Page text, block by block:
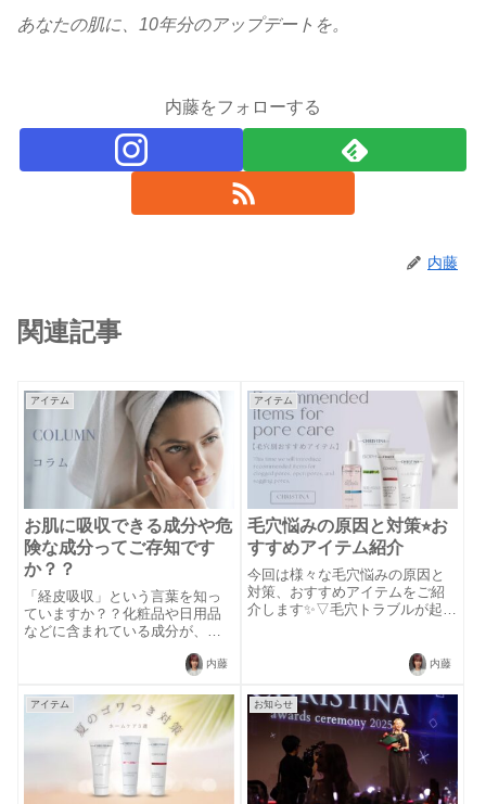
あなたの肌に、10年分のアップデートを。
内藤をフォローする
内藤
関連記事
アイテム
お肌に吸収できる成分や危
険な成分ってご存知です
か？？
「経皮吸収」という言葉を知っ
ていますか？？化粧品や日用品
などに含まれている成分が、皮
とです。ただ、吸収できる成分
す！！お肌の一番上の層の0.02
ミリの表皮からは、ある一定の
大きさの成分しか...
内藤
アイテム
毛穴悩みの原因と対策⭐︎お
すすめアイテム紹介
今回は様々な毛穴悩みの原因と
対策、おすすめアイテムをご紹
介します✨▽毛穴トラブルが起こ
が関係しています。皮脂分泌が
過剰になると、毛穴の中に油分
が溜まりそれが角栓となりま
す。角栓が排出...
内藤
アイテム お知らせ